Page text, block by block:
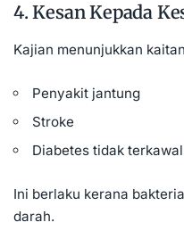
4. Kesan Kepada
Kajian menunjukkan
Penyakit jantung
Stroke
Diabetes tidak terkawal
Ini berlaku kerana
darah.